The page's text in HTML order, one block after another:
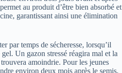
au produit d’être bien absorbé et
garantissant ainsi une élimination
par temps de sécheresse, lorsqu’il
Un gazon stressé réagira mal et la
amoindrie. Pour les jeunes
environ deux mois après le semis,